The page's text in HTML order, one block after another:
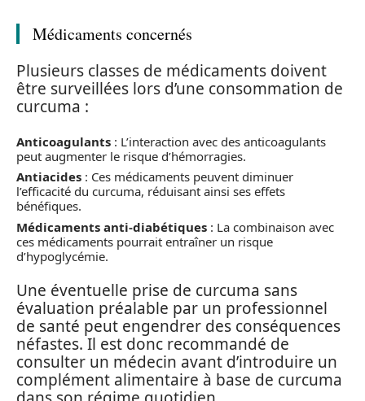
Médicaments concernés
Plusieurs classes de médicaments doivent
être surveillées lors d’une consommation de
curcuma :
Anticoagulants : L’interaction avec des anticoagulants
peut augmenter le risque d’hémorragies.
Antiacides : Ces médicaments peuvent diminuer
l’efficacité du curcuma, réduisant ainsi ses effets
bénéfiques.
Médicaments anti-diabétiques : La combinaison avec
ces médicaments pourrait entraîner un risque
d’hypoglycémie.
Une éventuelle prise de curcuma sans
évaluation préalable par un professionnel
de santé peut engendrer des conséquences
néfastes. Il est donc recommandé de
consulter un médecin avant d’introduire un
complément alimentaire à base de curcuma